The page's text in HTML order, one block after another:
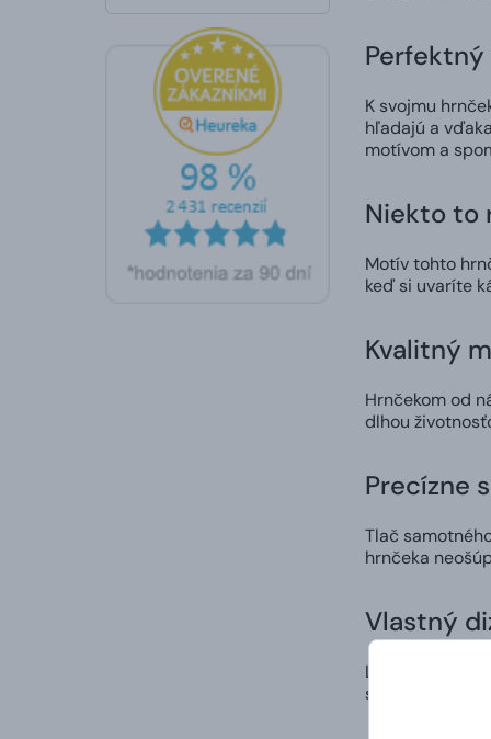
K svojmu
hľadajú a
motívom a
Niekto to
Motív tohto
keď si uvaríte
Kvalitný
Hrnčekom od
dlhou
Precízne
Tlač
hrnčeka
Vlastný
Ľahko a rýchlo
spôsob, ako